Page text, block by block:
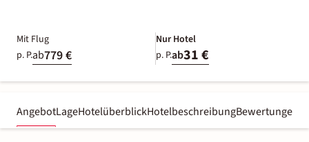
Mit Flug
p. P.ab779 €
Nur Hotel
p. P.ab31 €
AngebotLageHotelüberblickHotelbeschreibungBewertungen